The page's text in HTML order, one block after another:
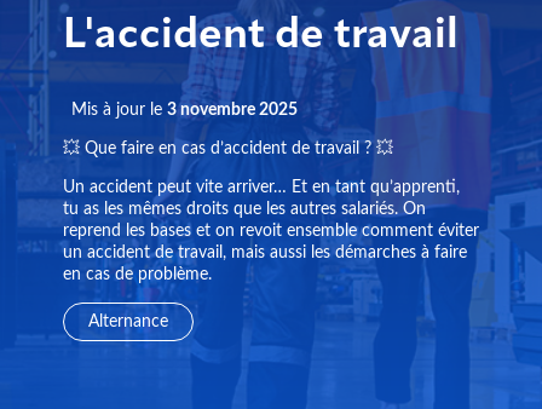
L'accident de travail
Mis à jour le 3 novembre 2025
💥 Que faire en cas d’accident de travail ? 💥
Un accident peut vite arriver… Et en tant qu’apprenti,
tu as les mêmes droits que les autres salariés. On
reprend les bases et on revoit ensemble comment éviter
un accident de travail, mais aussi les démarches à faire
en cas de problème.
Alternance